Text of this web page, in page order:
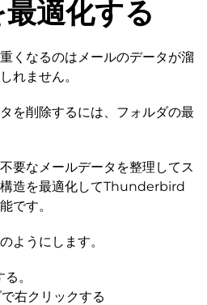
適化する
くなるのはメールのデータが溜
れません。
を削除するには、フォルダの最
要なメールデータを整理してス
構造を最適化してThunderbird
です。
ようにします。
。
右クリックする